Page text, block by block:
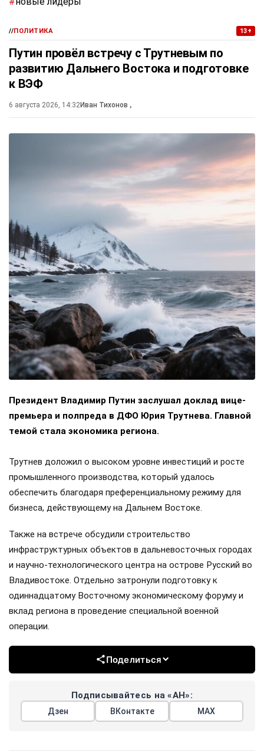
//ПОЛИТИКА 13+
Путин провёл встречу с Трутневым по
развитию Дальнего Востока и подготовке
к ВЭФ
6 августа 2026, 14:32Иван Тихонов ,
Президент Владимир Путин заслушал доклад вице-
премьера и полпреда в ДФО Юрия Трутнева. Главной
темой стала экономика региона.
Трутнев доложил о высоком уровне инвестиций и росте
промышленного производства, который удалось
обеспечить благодаря преференциальному режиму для
бизнеса, действующему на Дальнем Востоке.
Также на встрече обсудили строительство
инфраструктурных объектов в дальневосточных городах
и научно-технологического центра на острове Русский во
Владивостоке. Отдельно затронули подготовку к
одиннадцатому Восточному экономическому форуму и
вклад региона в проведение специальной военной
операции.
Поделиться
Подписывайтесь на «АН»:
Дзен ВКонтакте МАХ